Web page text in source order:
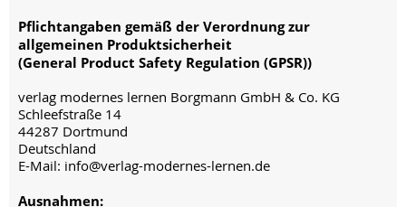
Pflichtangaben gemäß der Verordnung zur
allgemeinen Produktsicherheit
(General Product Safety Regulation (GPSR))
verlag modernes lernen Borgmann GmbH & Co. KG
Schleefstraße 14
44287 Dortmund
Deutschland
E-Mail: info@verlag-modernes-lernen.de
Ausnahmen: